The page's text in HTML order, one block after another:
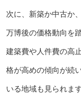
次に、新築か中古か
万博後の価格動向を
建築費や人件費の高
格が高めの傾向が続
いる地域も見られます